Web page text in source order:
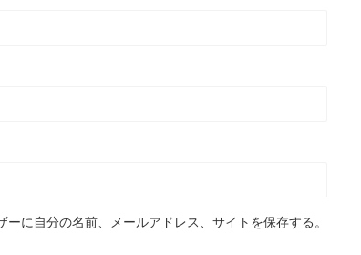
に自分の名前、メールアドレス、サイトを保存する。